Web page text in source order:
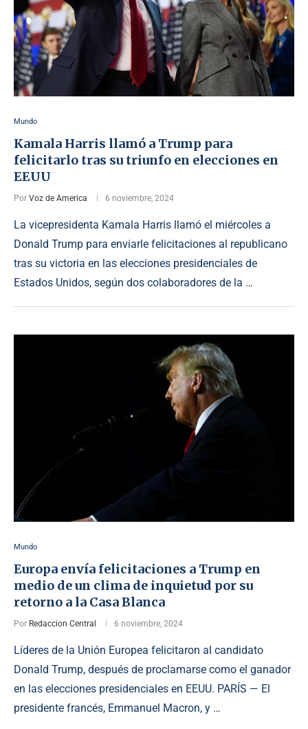
Mundo
Kamala Harris llamó a Trump para
felicitarlo tras su triunfo en elecciones en
EEUU
Por Voz de America 6 noviembre, 2024
La vicepresidenta Kamala Harris llamó el miércoles a
Donald Trump para enviarle felicitaciones al republicano
tras su victoria en las elecciones presidenciales de
Estados Unidos, según dos colaboradores de la …
Mundo
Europa envía felicitaciones a Trump en
medio de un clima de inquietud por su
retorno a la Casa Blanca
Por Redaccion Central 6 noviembre, 2024
Líderes de la Unión Europea felicitaron al candidato
Donald Trump, después de proclamarse como el ganador
en las elecciones presidenciales en EEUU. PARÍS — El
presidente francés, Emmanuel Macron, y …